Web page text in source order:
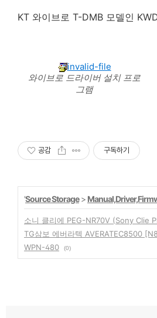
KT 와이브로 T-DMB 모델인
invalid-file
와이브로 드라이버 설치 프로
그램
공감 구독하기
'Source Storage>
소니 클리에 PEG-NR70V (Sony Clie
TG삼보 에버라텍 AVERATEC8500
WPN-480
(0)